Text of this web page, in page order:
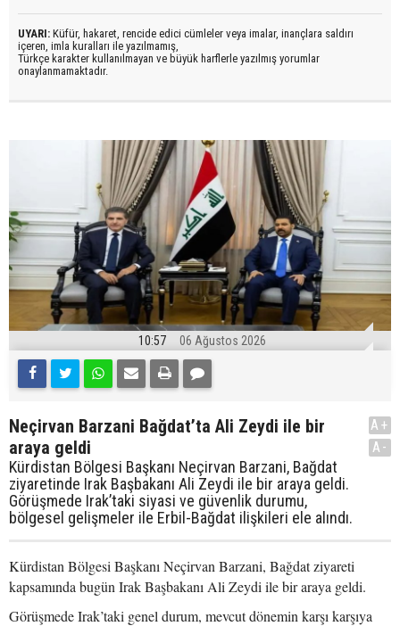
UYARI: Küfür, hakaret, rencide edici cümleler veya imalar, inançlara saldırı
içeren, imla kuralları ile yazılmamış,
Türkçe karakter kullanılmayan ve büyük harflerle yazılmış yorumlar
onaylanmamaktadır.
10:57 06 Ağustos 2026
Neçirvan Barzani Bağdat’ta Ali Zeydi ile bir
araya geldi
Kürdistan Bölgesi Başkanı Neçirvan Barzani, Bağdat
ziyaretinde Irak Başbakanı Ali Zeydi ile bir araya geldi.
Görüşmede Irak’taki siyasi ve güvenlik durumu,
bölgesel gelişmeler ile Erbil-Bağdat ilişkileri ele alındı.
A+
A-
Kürdistan Bölgesi Başkanı Neçirvan Barzani, Bağdat ziyareti
kapsamında bugün Irak Başbakanı Ali Zeydi ile bir araya geldi.
Görüşmede Irak’taki genel durum, mevcut dönemin karşı karşıya